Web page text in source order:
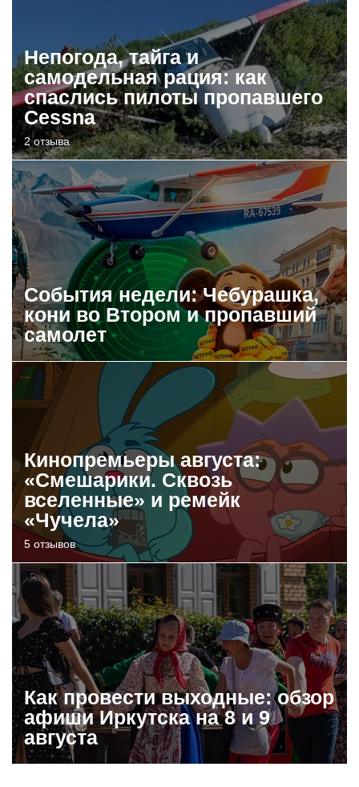
Непогода, тайга и
самодельная рация: как
спаслись пилоты пропавшего
Cessna
2 отзыва
События недели: Чебурашка,
кони во Втором и пропавший
самолет
Кинопремьеры августа:
«Смешарики. Сквозь
вселенные» и ремейк
«Чучела»
5 отзывов
Как провести выходные: обзор
афиши Иркутска на 8 и 9
августа